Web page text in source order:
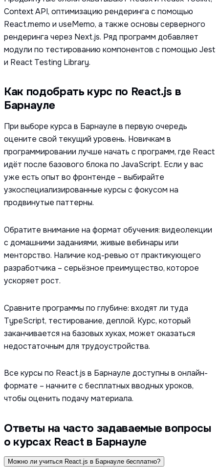
Context API, оптимизацию рендеринга с помощью
React.memo и useMemo, а также основы серверного
рендеринга через Next.js. Ряд программ добавляет
модули по тестированию компонентов с помощью Jest
и React Testing Library.
Как подобрать курс по React.js в
Барнауле
При выборе курса в Барнауле в первую очередь
оцените свой текущий уровень. Новичкам в
программировании лучше начать с программ, где React
идёт после базового блока по JavaScript. Если у вас
уже есть опыт во фронтенде – выбирайте
узкоспециализированные курсы с фокусом на
продвинутые паттерны.
Обратите внимание на формат обучения: видеолекции
с домашними заданиями, живые вебинары или
менторство. Наличие код-ревью от практикующего
разработчика – серьёзное преимущество, которое
ускоряет рост.
Сравните программы по глубине: входят ли туда
TypeScript, тестирование, деплой. Курс, который
заканчивается на базовых хуках, может оказаться
недостаточным для трудоустройства.
Все курсы по React.js в Барнауле доступны в онлайн-
формате – начните с бесплатных вводных уроков,
чтобы оценить подачу материала.
Ответы на часто задаваемые вопросы
о курсах React в Барнауле
Можно ли учиться React.js в Барнауле бесплатно?